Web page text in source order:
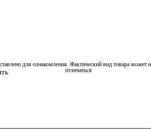
для ознакомления. Фактический вид товара может
отличаться